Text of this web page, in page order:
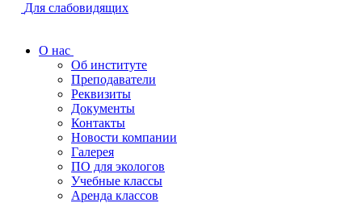
Для слабовидящих
О нас
Об институте
Преподаватели
Реквизиты
Документы
Контакты
Новости компании
Галерея
ПО для экологов
Учебные классы
Аренда классов